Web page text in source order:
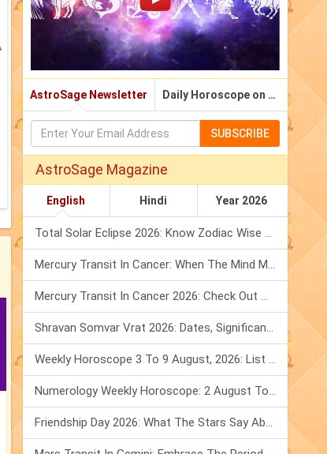
AstroSage Newsletter Daily Horoscope on Email
SUBSCRIBE
AstroSage Magazine
English Hindi Year 2026
Total Solar Eclipse 2026: Know Zodiac Wise Prediction
Mercury Transit In Cancer: When The Mind Meets The Heart!
Mercury Transit In Cancer 2026: Check Out What It Brings For You
Shravan Somvar Vrat 2026: Dates, Significance & Rituals In August
Weekly Horoscope 3 To 9 August, 2026: List Of Fasts & Festivals
Numerology Weekly Horoscope: 2 August To 8 August, 2026
Friendship Day 2026: What The Stars Say About Your Best Friend!